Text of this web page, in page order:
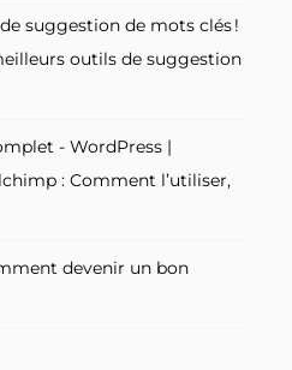
suggestion de mots clés !
outils de suggestion
- WordPress |
: Comment l’utiliser,
devenir un bon